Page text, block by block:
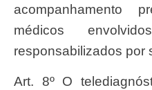
acompanhamento
médicos
responsabilizados por
Art. 8º O telediagnóstico é o ato médico a